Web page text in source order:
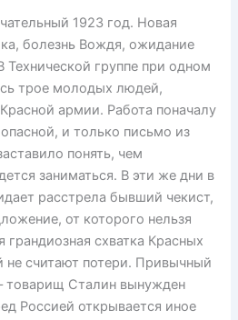
1923 год. Новая
болезнь Вождя, ожидание
группе при одном
трое молодых людей,
армии. Работа поначалу
и только письмо из
понять, чем
заниматься. В эти же дни в
расстрела бывший чекист,
от которого нельзя
грандиозная схватка Красных
не считают потери. Привычный
товарищ Сталин вынужден
Россией открывается иное